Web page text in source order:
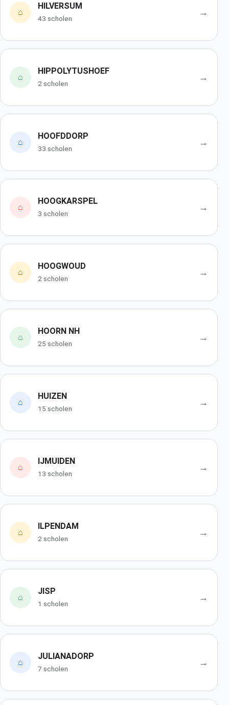
⌂
HILVERSUM
43 scholen
→
⌂
HIPPOLYTUSHOEF
2 scholen
→
⌂
HOOFDDORP
33 scholen
→
⌂
HOOGKARSPEL
3 scholen
→
⌂
HOOGWOUD
2 scholen
→
⌂
HOORN NH
25 scholen
→
⌂
HUIZEN
15 scholen
→
⌂
IJMUIDEN
13 scholen
→
⌂
ILPENDAM
2 scholen
→
⌂
JISP
1 scholen
→
⌂
JULIANADORP
7 scholen
→